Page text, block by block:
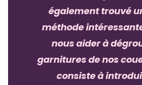
également trouvé
méthode
nous aider à
garnitures de nos
consiste à